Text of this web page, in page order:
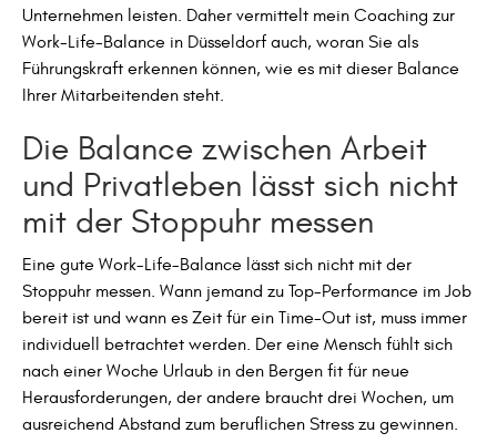
Unternehmen leisten. Daher vermittelt mein Coaching zur
Work-Life-Balance in Düsseldorf auch, woran Sie als
Führungskraft erkennen können, wie es mit dieser Balance
Ihrer Mitarbeitenden steht.
Die Balance zwischen Arbeit
und Privatleben lässt sich nicht
mit der Stoppuhr messen
Eine gute Work-Life-Balance lässt sich nicht mit der
Stoppuhr messen. Wann jemand zu Top-Performance im Job
bereit ist und wann es Zeit für ein Time-Out ist, muss immer
individuell betrachtet werden. Der eine Mensch fühlt sich
nach einer Woche Urlaub in den Bergen fit für neue
Herausforderungen, der andere braucht drei Wochen, um
ausreichend Abstand zum beruflichen Stress zu gewinnen.